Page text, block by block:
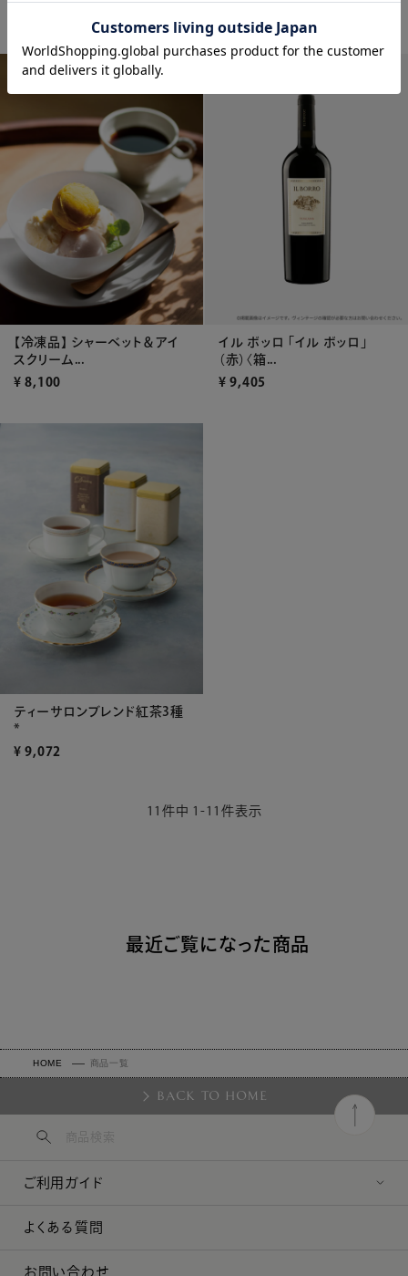
【冷凍品】 シャーベット＆アイ
スクリーム...
¥ 8,100
イル ボッロ 「イル ボッロ」
（赤）〈箱...
¥ 9,405
ティーサロンブレンド紅茶3種
*
¥ 9,072
11件中 1 -11件表示
最近ご覧になった商品
HOME 商品一覧
BACK TO HOME
ご利用ガイド
よくある質問
お問い合わせ